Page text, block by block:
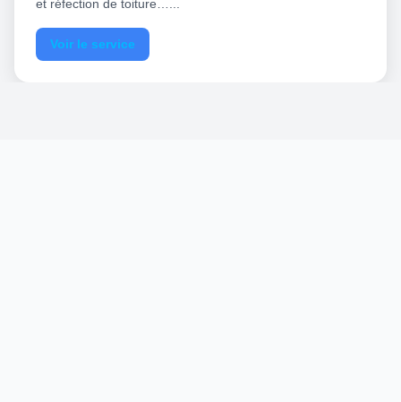
et réfection de toiture…...
Voir le service